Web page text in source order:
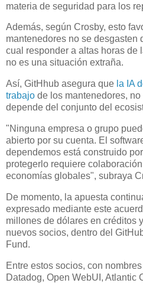
materia de seguridad para los
Además, según Crosby, esto
mantenedores no se desgasten
cual responder a altas horas de
no es una situación extraña.
Así, GitHhub asegura que la IA
trabajo de los mantenedores,
depende del conjunto del
"Ninguna empresa o grupo
abierto por su cuenta. El
dependemos está construido
protegerlo requiere
economías globales", subraya
De momento, la apuesta
expresado mediante este
millones de dólares en créditos
nuevos socios, dentro del
Fund.
Entre estos socios, con
Datadog, Open WebUI, Atlantic